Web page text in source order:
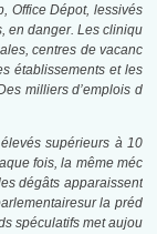
Office Dépot, lessivés
en danger. Les cliniqu
centres de vacanc
établissements et les
milliers d’emplois d
supérieurs à 10
fois, la même méc
dégâts apparaissent
la préd
spéculatifs met aujou